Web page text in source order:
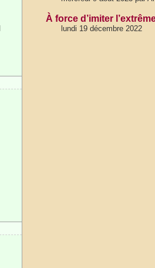
À force d’imiter
lundi 19 décembre 2022